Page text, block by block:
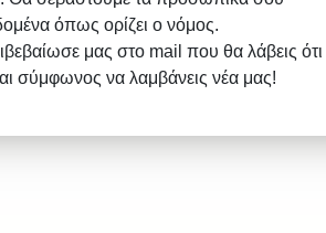
όπως ορίζει ο νόμος.
μας στο mail που θα λάβεις ότι
σύμφωνος να λαμβάνεις νέα μας!